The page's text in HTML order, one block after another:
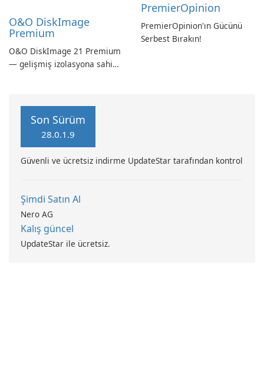
O&O DiskImage
Premium
O&O DiskImage 21 Premium
— gelişmiş izolasyona sahip
PremierOpinion
PremierOpinion'ın Gücünü
Serbest Bırakın!
Son Sürüm
28.0.1.9
Güvenli ve ücretsiz indirme UpdateStar tarafından kontrol
Şimdi Satın Al
Nero AG
Kalış güncel
UpdateStar ile ücretsiz.